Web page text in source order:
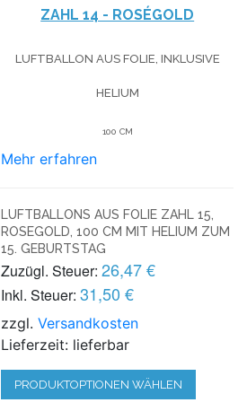
ZAHL 14 - ROSÉGOLD
LUFTBALLON AUS FOLIE, INKLUSIVE
HELIUM
100 CM
Mehr erfahren
LUFTBALLONS AUS FOLIE ZAHL 15,
ROSEGOLD, 100 CM MIT HELIUM ZUM
15. GEBURTSTAG
Zuzügl. Steuer: 26,47 €
Inkl. Steuer: 31,50 €
zzgl.Versandkosten
Lieferzeit: lieferbar
PRODUKTOPTIONEN WÄHLEN